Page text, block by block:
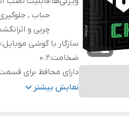
حباب ,
چربی و
سازگار با گوشی موبایل:
ضخامت:
0.2
دارای محافظ برای
رنگ:مشکی
نمایش بیشتر